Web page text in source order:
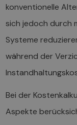
konventionelle
sich jedoch durch
Systeme
während der
Bei der
Aspekte